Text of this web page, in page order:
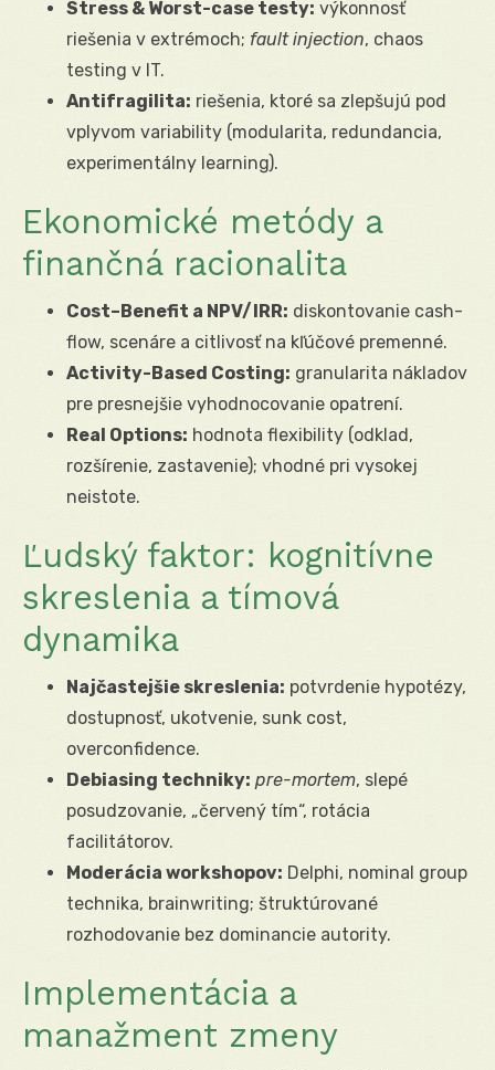
Stress & Worst-case testy: výkonnosť
riešenia v extrémoch; fault injection, chaos
testing v IT.
Antifragilita: riešenia, ktoré sa zlepšujú pod
vplyvom variability (modularita, redundancia,
experimentálny learning).
Ekonomické metódy a
finančná racionalita
Cost–Benefit a NPV/IRR: diskontovanie cash-
flow, scenáre a citlivosť na kľúčové premenné.
Activity-Based Costing: granularita nákladov
pre presnejšie vyhodnocovanie opatrení.
Real Options: hodnota flexibility (odklad,
rozšírenie, zastavenie); vhodné pri vysokej
neistote.
Ľudský faktor: kognitívne
skreslenia a tímová
dynamika
Najčastejšie skreslenia: potvrdenie hypotézy,
dostupnosť, ukotvenie, sunk cost,
overconfidence.
Debiasing techniky: pre-mortem, slepé
posudzovanie, „červený tím“, rotácia
facilitátorov.
Moderácia workshopov: Delphi, nominal group
technika, brainwriting; štruktúrované
rozhodovanie bez dominancie autority.
Implementácia a
manažment zmeny